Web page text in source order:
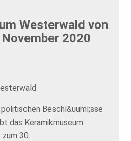
Westerwald von
2020
Beschl&uuml;sse
das Keramikmuseum
30.